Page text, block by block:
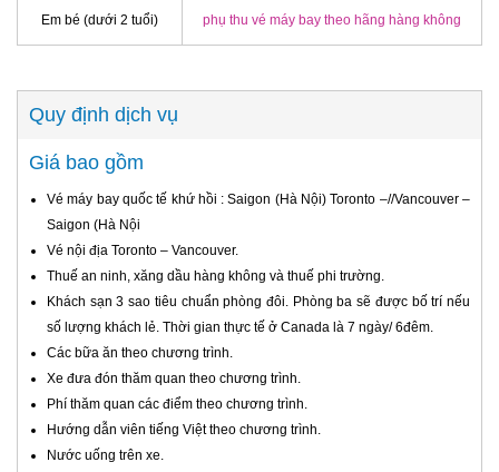
Em bé (dưới 2 tuổi) phụ thu vé máy bay theo hãng hàng không
Quy định dịch vụ
Giá bao gồm
Vé máy bay quốc tế khứ hồi : Saigon (Hà Nội) Toronto –//Vancouver –
Saigon (Hà Nội
Vé nội địa Toronto – Vancouver.
Thuế an ninh, xăng dầu hàng không và thuế phi trường.
Khách sạn 3 sao tiêu chuẩn phòng đôi. Phòng ba sẽ được bố trí nếu
số lượng khách lẻ. Thời gian thực tế ở Canada là 7 ngày/ 6đêm.
Các bữa ăn theo chương trình.
Xe đưa đón thăm quan theo chương trình.
Phí thăm quan các điểm theo chương trình.
Hướng dẫn viên tiếng Việt theo chương trình.
Nước uống trên xe.